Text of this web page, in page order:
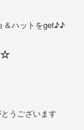
＆ハットをget♪♪
うございます